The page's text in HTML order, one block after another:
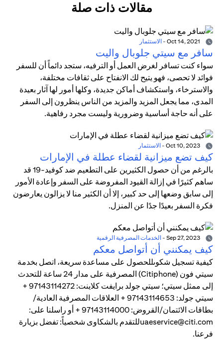
مقالات ذات صلة
- الاستثمار
سافر مع سيتي جلوبال واليت
سواء كنت تسافر لغرض العمل أو الترفيه، ستجد دائماً أن للسفر
فوائد لا تحصى، فهو يتيح لك الانفتاح على ثقافات مختلفة،
والاسترخاء، واستكشاف أماكن جديدة، وكلها أمور لها آثار بعيدة
المدى، مما يجعل المزيد والمزيد من الناس ينظرون إلى السفر
على أنه حاجة أساسية وضرورية وليست مجرد رفاهية.
- الاستثمار
كيف تضع ميزانية لقضاء عطلة في الإمارات
بالرغم من أن حصول الكثيرين على التطعيم ضد كوفيد-19 قد
ساهم كثيرًا في إزالة القيود المفروضة على السفر وإعادة الأمور
إلى سابق وضعها إلى حد كبير، إلا أن الكثير منا لا يزالون يعارضون
فكرة السفر بعيدًا جدًا عن المنزل.
- الخدمات المصرفية الرقمية
كيف يمكنني أن أتواصل معكم
كيفية تسجيل شكوىللحصول على مساعدة سريعة، اتصل بخدمة
سيتي فون (Citiphone) المصرفية على مدار 24 ساعة للتحدث
إلى ممثل سيتي؛ سيتي جولد برايفت كلاينت: 97143114272 +
سيتي جولد: 97143114653 + العلاقات المصرفية العادية/
بطاقات الائتمان/القروض: 97143114000 + أو راسلنا على:
uaeservice@citi.comللتقدم بالشكاوى شخصياً: تفضل بزيارة
فرعنا.